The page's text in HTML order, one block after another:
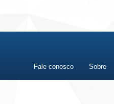
Fale conosco Sobre